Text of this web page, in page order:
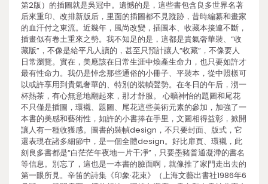
第2版）的插圖就是吳冠中。遺憾的是，這些書包含良多世界名著
后來重印、改排新版后，里面的插圖都不見蹤跡，昔時編纂和畫家
的血汗付之東流。近幾年，風尚改變，插圖本、收藏本接連不斷，
插畫似有卷土重來之勢。我不知足的是，這都是貴氣奢華裝、“收
藏版”，不像是給平凡人讀的，甚至只預計讓人“收藏”，不像要人
日常瀏覽。實在，美應該在日常生涯中煥產生命力，也只要如許才
最有性命力。我仍是悼念那些通俗的小冊子、平裝本，從中照樣可
以或許享用到貴氣奢華的、特別的裝幀聲勢。在冬日的午后，沏一
杯熱茶，有心無意地翻起來，那才舒服。 心曠神怡的題圖和尾花
不只僅是插圖，環襯、題圖、尾花這些美術元素的參加，加強了一
本書的美感和藝術性，如許的小書捧在手里，文圖相得益彰，掀開
讓人有一種收獲感。圖書的裝幀design，不只要封面、版式，它
還表現在諸多細節中，是一個全體design。好比扉頁、環襯，此
刻良多書都是“白茫茫年夜地一片干凈”，只要墨豬普通凝滯的書名
等信息。別忘了，這也是一本書的臉面啊，就像推了家門走出去的
第一眼所見。辛笛的詩集《印象·花束》（上海文藝出書社1986年6